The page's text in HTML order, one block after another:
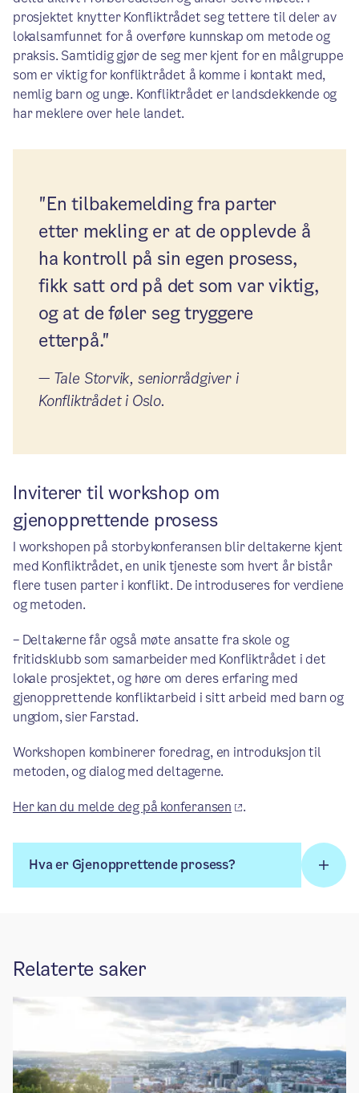
prosjektet knytter Konfliktrådet seg tettere til deler av
lokalsamfunnet for å overføre kunnskap om metode og
praksis. Samtidig gjør de seg mer kjent for en målgruppe
som er viktig for konfliktrådet å komme i kontakt med,
nemlig barn og unge. Konfliktrådet er landsdekkende og
har meklere over hele landet.
"En tilbakemelding fra parter
etter mekling er at de opplevde å
ha kontroll på sin egen prosess,
fikk satt ord på det som var viktig,
og at de føler seg tryggere
etterpå."
— Tale Storvik, seniorrådgiver i
Konfliktrådet i Oslo.
Inviterer til workshop om
gjenopprettende prosess
I workshopen på storbykonferansen blir deltakerne kjent
med Konfliktrådet, en unik tjeneste som hvert år bistår
flere tusen parter i konflikt. De introduseres for verdiene
og metoden.
– Deltakerne får også møte ansatte fra skole og
fritidsklubb som samarbeider med Konfliktrådet i det
lokale prosjektet, og høre om deres erfaring med
gjenopprettende konfliktarbeid i sitt arbeid med barn og
ungdom, sier Farstad.
Workshopen kombinerer foredrag, en introduksjon til
metoden, og dialog med deltagerne.
Her kan du melde deg på konferansen
.
Hva er Gjenopprettende prosess?
Relaterte saker